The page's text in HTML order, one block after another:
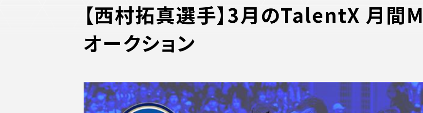
お知らせトップ
試合データ
試合日程・結果
順位表・ゴールランキング
ＦＣ町田ゼルビアにつ
選手・スタッフ紹介
【西村拓真選手】3月のTalentX 月間
オークション